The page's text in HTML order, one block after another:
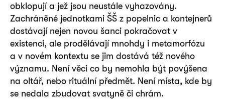
obklopují a jež jsou neustále vyhazovány.
Zachráněné jednotkami ŠŠ z popelnic a kontejnerů
dostávají nejen novou šanci pokračovat v
existenci, ale prodělávají mnohdy i metamorfózu
a v novém kontextu se jim dostává též nového
významu. Není věci co by nemohla být povýšena
na oltář, nebo rituální předmět. Není místa, kde by
se nedala zbudovat svatyně či chrám.